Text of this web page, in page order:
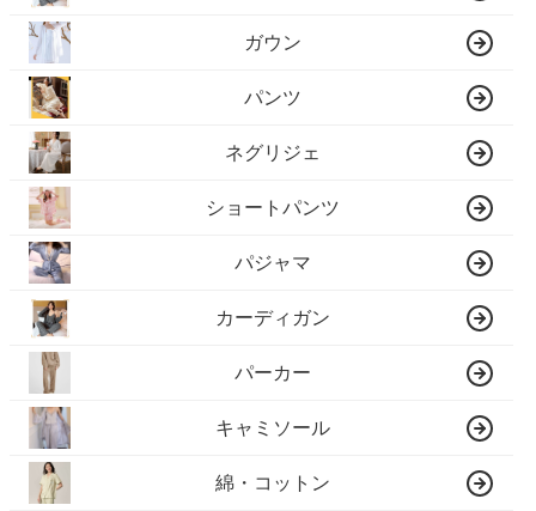
ガウン
パンツ
ネグリジェ
ショートパンツ
パジャマ
カーディガン
パーカー
キャミソール
綿・コットン